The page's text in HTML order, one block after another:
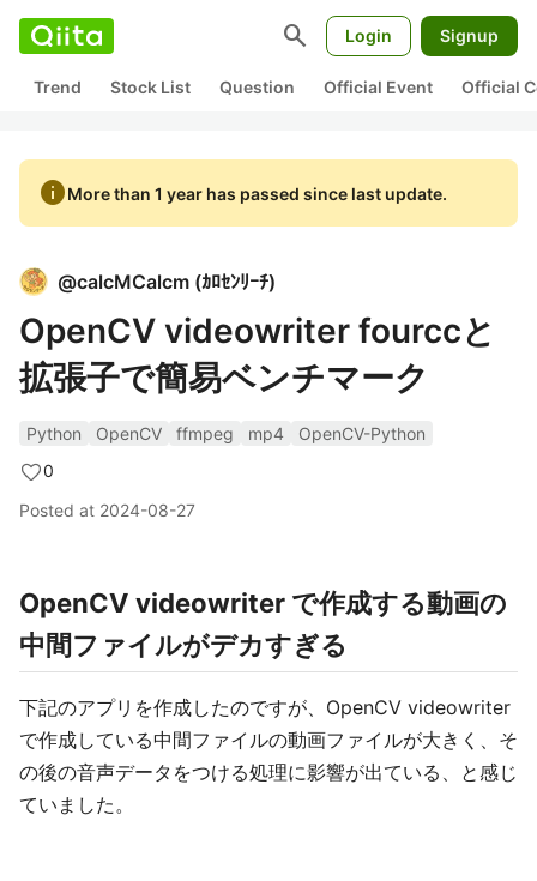
search Login Signup
Trend Stock List Question Official Event Official
infoMore than 1 year has passed since last update.
@calcMCalcm (ｶﾛｾﾝﾘｰﾁ)
OpenCV videowriter fourccと
拡張子で簡易ベンチマーク
Python OpenCV ffmpeg mp4
OpenCV-Python
0
Posted at 2024-08-27
OpenCV videowriter で作成する動画の
中間ファイルがデカすぎる
下記のアプリを作成したのですが、OpenCV videowriter
で作成している中間ファイルの動画ファイルが大きく、そ
の後の音声データをつける処理に影響が出ている、と感じ
ていました。